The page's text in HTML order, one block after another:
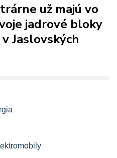
už majú vo
jadrové bloky
Jaslovských